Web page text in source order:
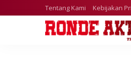
Tentang Kami Kebijakan